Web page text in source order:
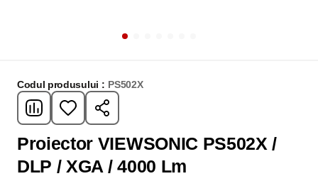
Codul produsului : PS502X
Proiector VIEWSONIC PS502X /
DLP / XGA / 4000 Lm